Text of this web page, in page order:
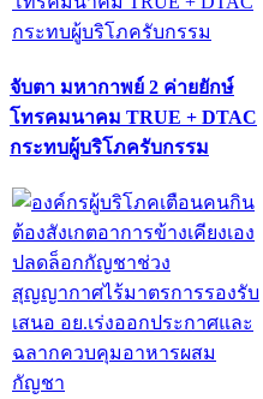
จับตา มหากาพย์ 2 ค่ายยักษ์
โทรคมนาคม TRUE + DTAC
กระทบผู้บริโภครับกรรม